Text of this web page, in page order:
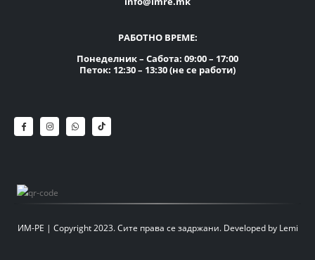
РАБОТНО ВРЕМЕ:
Понеделник – Сабота: 09:00 – 17:00
Петок: 12:30 – 13:30 (не се работи)
ИМ-РЕ | Copyright 2023. Сите права се задржани. Developed by Lemi